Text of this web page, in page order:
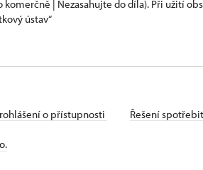
| Nezasahujte do díla). Při užití
ústav“
o přístupnosti Řešení